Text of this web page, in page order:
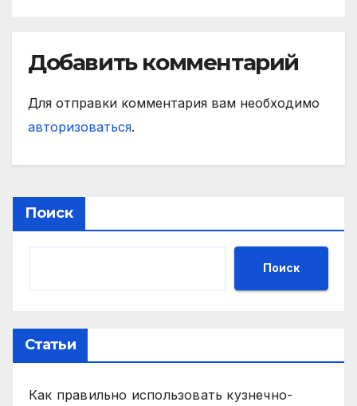
Добавить комментарий
Для отправки комментария вам необходимо
авторизоваться.
Поиск
Поиск
Статьи
Как правильно использовать кузнечно-